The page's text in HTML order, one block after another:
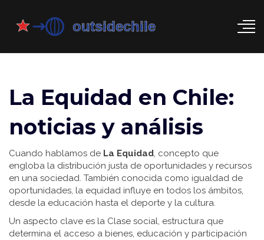
La Equidad en Chile:
noticias y análisis
Cuando hablamos de La Equidad, concepto que
engloba la distribución justa de oportunidades y recursos
en una sociedad. También conocida como igualdad de
oportunidades, la equidad influye en todos los ámbitos,
desde la educación hasta el deporte y la cultura.
Un aspecto clave es la Clase social, estructura que
determina el acceso a bienes, educación y participación